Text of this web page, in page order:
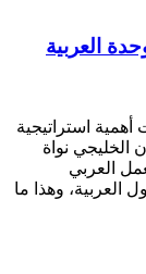
العربية
استراتيجية
الخليجي نواة
العربي
العربية، وهذا ما